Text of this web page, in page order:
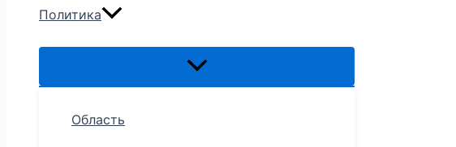
Политика
Область